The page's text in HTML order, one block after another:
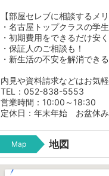
【部屋セレブに相談するメリ
・名古屋トップクラスの学
・初期費用をできるだけ安く
・保証人のご相談も！
・新生活の不安を解消でき
内見や資料請求などはお気
TEL：052-838-5553
営業時間：10:00～18:30
定休日：年末年始 お盆休み
Map 地図